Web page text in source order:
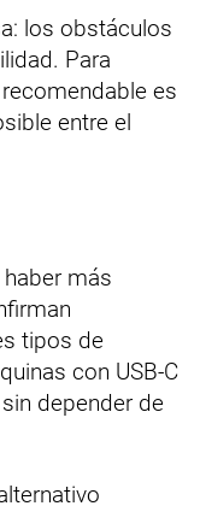
los obstáculos
Para
es
entre el
más
tipos de
con USB-C
depender de